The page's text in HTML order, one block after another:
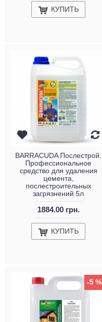
КУПИТЬ
BARRACUDA Послестрой.
Профессиональное
средство для удаления
цемента,
послестроительных
загрязнений 5л
1884.00 грн.
КУПИТЬ
-5 %